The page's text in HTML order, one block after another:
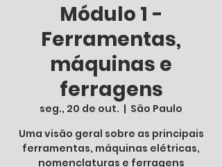
Módulo 1 -
Ferramentas,
máquinas e
ferragens
seg., 20 de out.
  |
São Paulo
Uma visão geral sobre as principais
ferramentas, máquinas elétricas,
nomenclaturas e ferragens